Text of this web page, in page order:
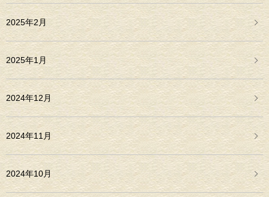
2025年2月
2025年1月
2024年12月
2024年11月
2024年10月